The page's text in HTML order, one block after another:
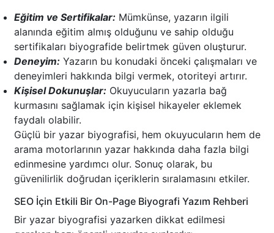
Eğitim ve Sertifikalar: Mümkünse, yazarın ilgili
alanında eğitim almış olduğunu ve sahip olduğu
sertifikaları biyografide belirtmek güven oluşturur.
Deneyim: Yazarın bu konudaki önceki çalışmaları ve
deneyimleri hakkında bilgi vermek, otoriteyi artırır.
Kişisel Dokunuşlar: Okuyucuların yazarla bağ
kurmasını sağlamak için kişisel hikayeler eklemek
faydalı olabilir.
Güçlü bir yazar biyografisi, hem okuyucuların hem de
arama motorlarının yazar hakkında daha fazla bilgi
edinmesine yardımcı olur. Sonuç olarak, bu
güvenilirlik doğrudan içeriklerin sıralamasını etkiler.
SEO İçin Etkili Bir On-Page Biyografi Yazım Rehberi
Bir yazar biyografisi yazarken dikkat edilmesi